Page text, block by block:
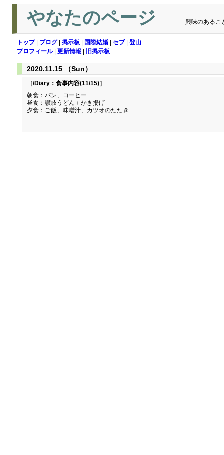
やなたのページ 興味のあるこ
トップ| ブログ| 掲示板 国際結婚 セブ| 登山
プロフィール| 更新情報 旧掲示板
2020.11.15 （Sun）
［/Diary： 食事内容(11/15)］
朝食：パン、コーヒー
昼食：讃岐うどん＋かき揚げ
夕食：ご飯、味噌汁、カツオのたたき